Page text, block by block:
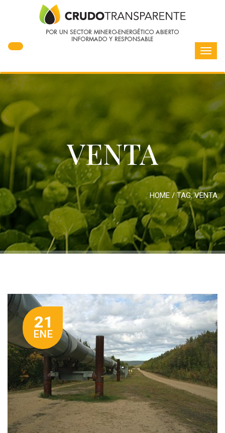
VENTA
HOME/ TAG:VENTA
21
ENE